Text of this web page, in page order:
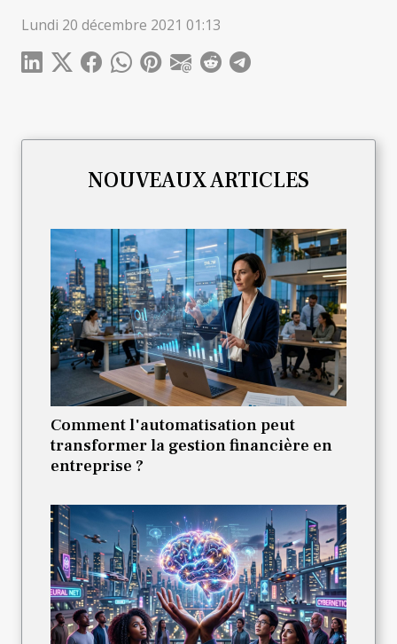
Lundi 20 décembre 2021 01:13
NOUVEAUX ARTICLES
Comment l'automatisation peut
transformer la gestion financière en
entreprise ?